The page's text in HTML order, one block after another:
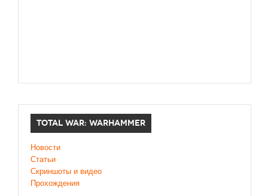
TOTAL WAR: WARHAMMER
Новости
Статьи
Скриншоты и видео
Прохождения